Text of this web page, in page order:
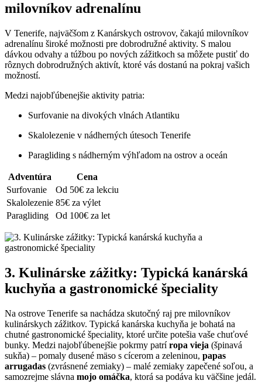
milovníkov adrenalínu
V Tenerife, najväčšom z Kanárskych ostrovov, čakajú milovníkov
adrenalínu široké možnosti pre dobrodružné aktivity. S malou
dávkou odvahy a túžbou po nových zážitkoch sa môžete pustiť do
rôznych dobrodružných aktivít, ktoré vás dostanú na pokraj vašich
možností.
Medzi najobľúbenejšie aktivity patria:
Surfovanie na divokých vlnách Atlantiku
Skalolezenie v nádherných útesoch Tenerife
Paragliding s nádherným výhľadom na ostrov a oceán
Adventúra
Cena
Surfovanie
Od 50€ za lekciu
Skalolezenie 85€ za výlet
Paragliding
Od 100€ za let
3. Kulinárske zážitky: Typická kanárská
kuchyňa a gastronomické špeciality
Na ostrove Tenerife sa nachádza skutočný raj pre milovníkov
kulinárskych zážitkov. Typická kanárska kuchyňa je bohatá na
chutné gastronomické špeciality, ktoré určite potešia vaše chuťové
bunky. Medzi najobľúbenejšie pokrmy patríropa vieja (špinavá
sukňa) – pomaly dusené mäso s cícerom a zeleninou, papas
arrugadas (zvrásnené zemiaky) – malé zemiaky zapečené soľou, a
samozrejme slávna mojo omáčka, ktorá sa podáva ku väčšine jedál.